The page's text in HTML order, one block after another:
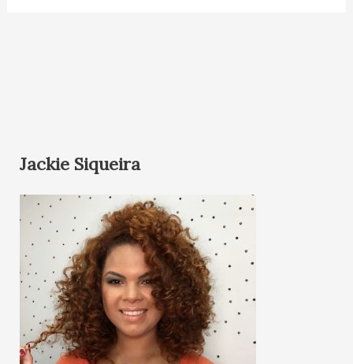
Jackie Siqueira